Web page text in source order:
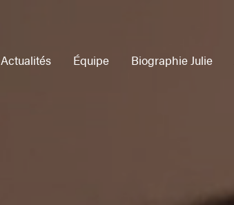
Actualités Équipe Biographie Julie